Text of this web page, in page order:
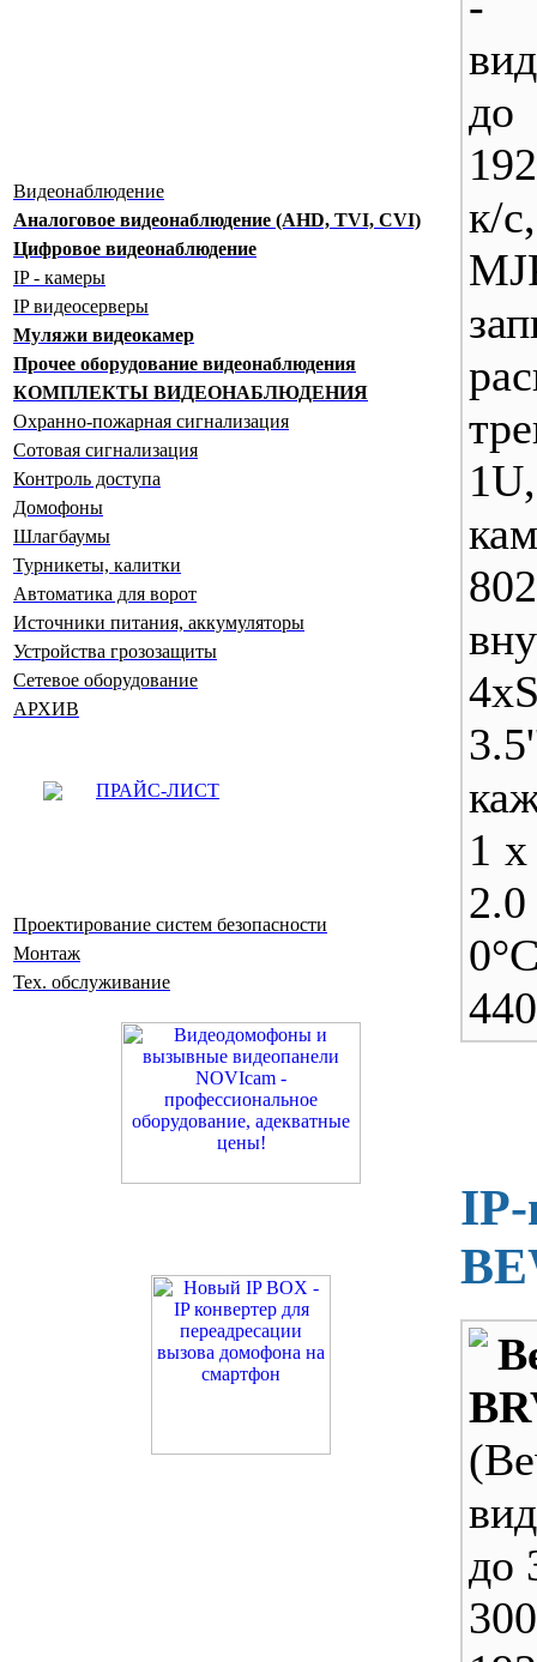
Видеонаблюдение
Аналоговое видеонаблюдение (AHD, TVI, CVI)
Цифровое видеонаблюдение
IP - камеры
IP видеосерверы
Муляжи видеокамер
Прочее оборудование видеонаблюдения
КОМПЛЕКТЫ ВИДЕОНАБЛЮДЕНИЯ
Охранно-пожарная сигнализация
Сотовая сигнализация
Контроль доступа
Домофоны
Шлагбаумы
Турникеты, калитки
Автоматика для ворот
Источники питания, аккумуляторы
Устройства грозозащиты
Сетевое оборудование
АРХИВ
ПРАЙС-ЛИСТ
Проектирование систем безопасности
Монтаж
Тех. обслуживание
1
IP-
до